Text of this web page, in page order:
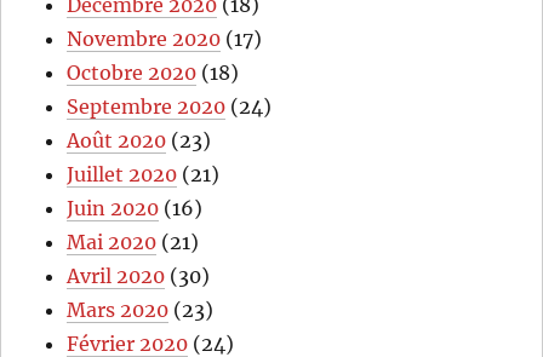
Novembre 2020 (17)
Octobre 2020 (18)
Septembre 2020 (24)
Août 2020 (23)
Juillet 2020 (21)
Juin 2020 (16)
Mai 2020 (21)
Avril 2020 (30)
Mars 2020 (23)
Février 2020 (24)